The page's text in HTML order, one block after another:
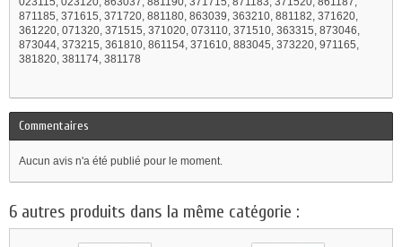
871185, 371615, 371720, 881180, 863039, 363210, 881182, 371620,
361220, 071320, 371515, 371020, 073110, 371510, 363315, 873046,
873044, 373215, 361810, 861154, 371610, 883045, 373220, 971165,
381820, 381174, 381178
Commentaires
Aucun avis n'a été publié pour le moment.
6 autres produits dans la même catégorie :